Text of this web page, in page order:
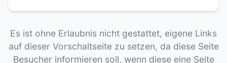
Es ist ohne Erlaubnis nicht gestattet, eigene Links
auf dieser Vorschaltseite zu setzen, da diese Seite
Besucher informieren soll, wenn diese eine Seite